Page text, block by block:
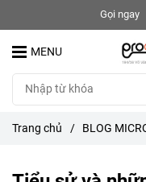
Gọi ngay
MENU
Trang chủ / BLOG